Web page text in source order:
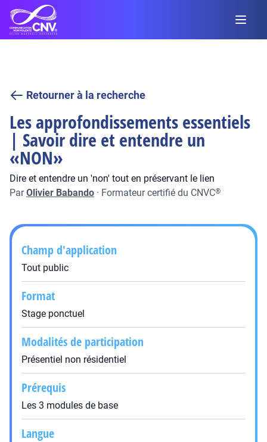
Retourner à la recherche
Les approfondissements essentiels
| Savoir dire et entendre un
«NON»
Dire et entendre un 'non' tout en préservant le lien
ParOlivier Babando · Formateur certifié du CNVC®
Champ d'application
Tout public
Format
Stage ponctuel
Modalités de participation
Présentiel non résidentiel
Prérequis
Les 3 modules de base
Langue